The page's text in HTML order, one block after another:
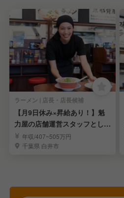
ラーメン | 店長・店長候補
【月9日休み×昇給あり！】魁
力屋の店舗運営スタッフとして
活躍！
年収/407~505万円
千葉県 白井市